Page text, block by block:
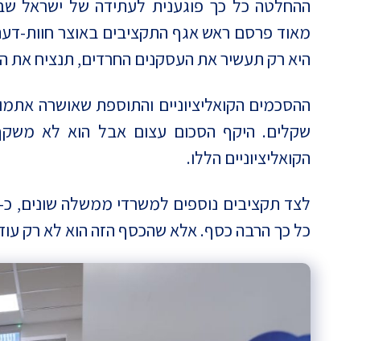
חרבות ברזל
יחסי ישראל-סין
ההחלטה כל כך פוגענית לעתידה של ישראל
מאוד פרסם ראש אגף התקציבים באוצר חוות-
היא רק תעשיר את העסקנים החרדים, תנציח את
שקלים. היקף הסכום עצום אבל הוא לא
הקואליציוניים הללו.
כל כך הרבה כסף. אלא שהכסף הזה הוא לא רק